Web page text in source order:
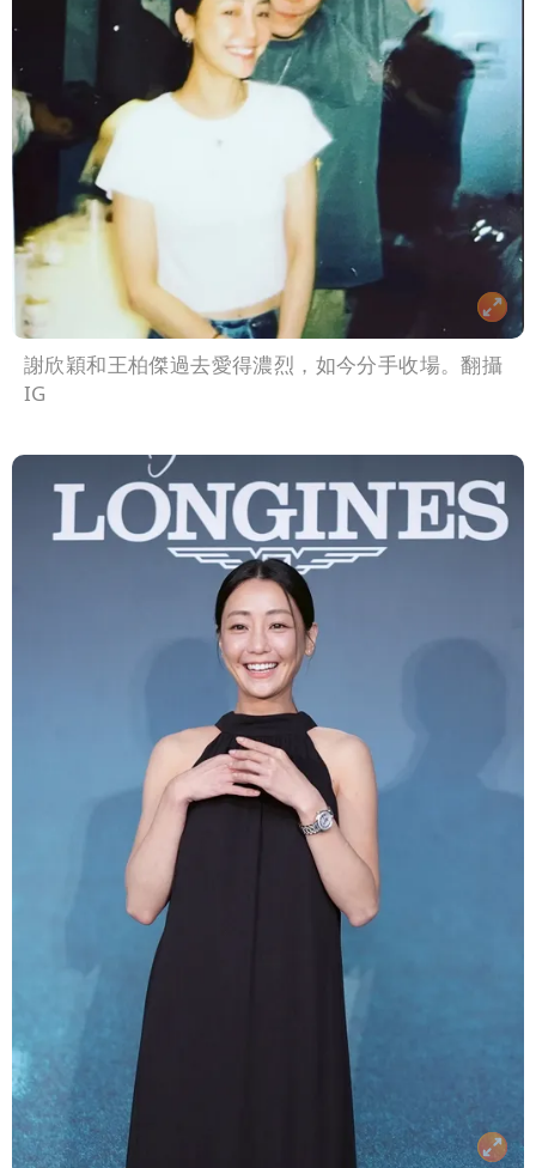
謝欣穎和王柏傑過去愛得濃烈，如今分手收場。翻攝
IG